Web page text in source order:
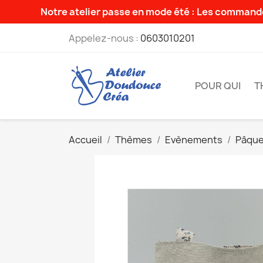
Notre atelier passe en mode été : Les
Appelez-nous : 0603010201
POUR QUI
Accueil Thèmes Evènements